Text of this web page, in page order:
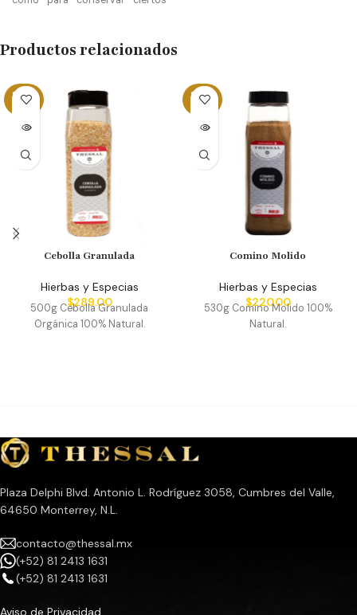
sabor terroso muy especial.
Productos relacionados
SOLD
OUT
Cebolla Granulada
Hierbas y Especias
$289.00
500g Cebolla Granulada
Orgánica 100% Natural.
SOLD
OUT
Comino Molido
Hierbas y Especias
$220.00
530g Comino Molido 100%
Natural.
Plaza Delphi Blvd. Antonio L. Rodríguez 3058, Cumbres del Valle,
64650 Monterrey, N.L.
contacto@thessal.mx
(+52) 81 2413 1631
(+52) 81 2413 1631
Aviso de Privacidad